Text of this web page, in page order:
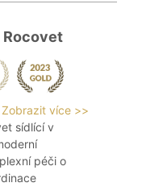
Rocovet
Zobrazit více >>
sídlící v
péči o